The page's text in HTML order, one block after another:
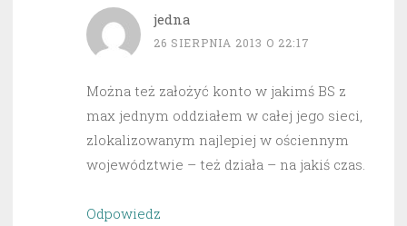
jedna
26 SIERPNIA 2013 O 22:17
Można też założyć konto w jakimś BS z
max jednym oddziałem w całej jego sieci,
zlokalizowanym najlepiej w ościennym
województwie – też działa – na jakiś czas.
Odpowiedz